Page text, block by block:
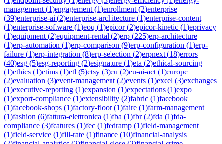
management (1)engagement (1)enrollment (2)enterprise
(39)enterprise-ai (2)enterprise-architecture (1)enterprise-content
(1)enterprise-software (1)eoq (1)epicor(2)epicor-kinetic (1)eprivacy
(1)equipment (2)equipment-rental (2)erp (225)erp-architecture
(1)erp-automation (1)erp-comparison (9)erp-configuration (1)erp-
failure (1)erp-integration (8)erp-selection (2)erpnext (18)errors
(40)esg (5)esg-reporting (2)esignature (1)eta (2)ethical-sourcing
(1)ethics (1)etims (1)etl (5)etsy (3)eu (2)eu-ai-act (1)europe
(2)evaluation (3)event-management (2)events (1)excel (3)exchanges
(1)executive-reporting (1)expansion (1)expectations (1)expo
(1)export-compliance (1)extensibility (2)fabric (1)facebook
(1)facebook-shops (1)factory-floor(1)faire (1)farm-management
(1)fashion (6)fattura-elettronica (1)fba (1)fbr(2)fda (1)fda-
compliance (3)features (1)fec (1)fedramp (1)field-management
(1)field-service (1)fill-rate (1)finance (10)financial-analysis